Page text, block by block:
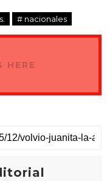
# nacionales
HERE